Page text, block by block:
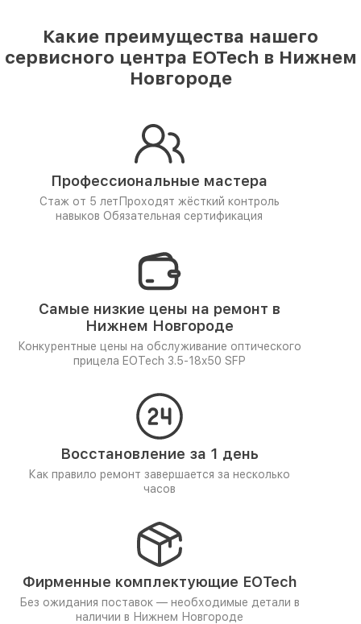
Какие преимущества нашего
сервисного центра EOTech в Нижнем
Новгороде
Профессиональные мастера
Стаж от 5 лет Проходят жёсткий контроль
навыков Обязательная сертификация
Самые низкие цены на ремонт в
Нижнем Новгороде
Конкурентные цены на обслуживание оптического
прицела EOTech 3.5-18x50 SFP
Восстановление за 1 день
Как правило ремонт завершается за несколько
часов
Фирменные комплектующие EOTech
Без ожидания поставок — необходимые детали в
наличии в Нижнем Новгороде